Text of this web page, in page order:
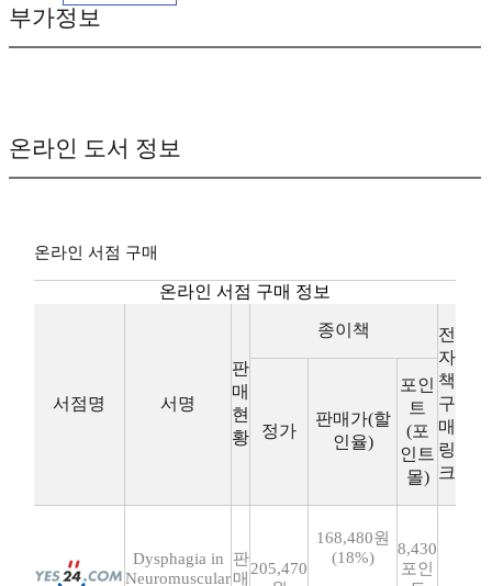
부가정보
온라인 도서 정보
온라인 서점 구매
온라인 서점 구매 정보
서점명 서명
판
매
현
황
종이책
전
자
책
구
매
링
크
정가
판매가(할
인율)
포인
트
(포
인트
몰)
Dysphagia in
Neuromuscular
판
매
205,470
168,480원
(18%)
8,430
포인